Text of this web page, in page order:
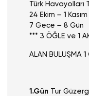
Türk Havayolları
24 Ekim – 1
7 Gece – 8 Gün
*** 3 ÖĞLE ve 1
ALAN BULUŞMA
1.Gün Tur